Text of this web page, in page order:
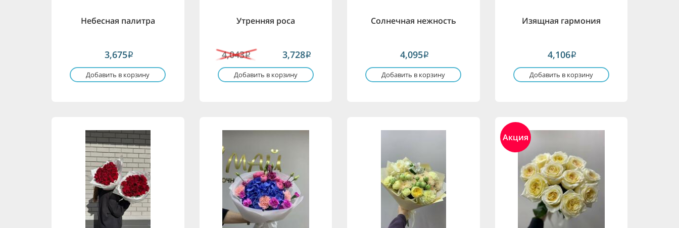
Небесная палитра
3,675i
Добавить в корзину
Утренняя роса
4,043i 3,728i
Добавить в корзину
Солнечная нежность
4,095i
Добавить в корзину
Изящная гармония
4,106i
Добавить в корзину
Акция